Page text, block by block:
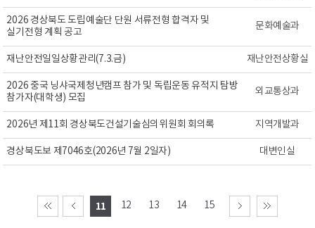
2026 경상북도 도립예술단 단원 서류전형 합격자 및
실기전형 계획 공고
문화예술과
재난안전일일상황관리(7.3.금) 재난안전상황실
2026 중국 닝샤국제청년캠프 참가 및 독립운동 유적지 탐방
참가자(대학생) 모집
외교통상과
2026년 제11회 경상북도건설기술심의위원회 회의록 지역개발과
경상북도보 제7046호(2026년 7월 2일자) 대변인실
11 12 13 14 15